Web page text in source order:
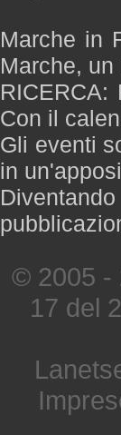
Marche in
Marche,
Con il
Gli eventi
in
Diventando
© 2005 -
17 del